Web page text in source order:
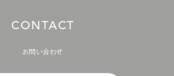
CONTACT
お問い合わせ